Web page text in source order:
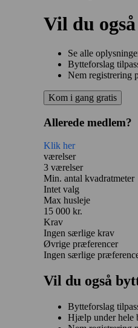
Vil du
Se alle
Bytteforslag
Nem registrering
Kom i gang gratis
Allerede medlem?
Klik her
værelser
3 værelser
Min. antal kvadratmeter
Intet valg
Max husleje
15 000 kr.
Krav
Ingen særlige krav
Øvrige præferencer
Ingen særlige
Vil du også
Bytteforslag
Hjælp under hele